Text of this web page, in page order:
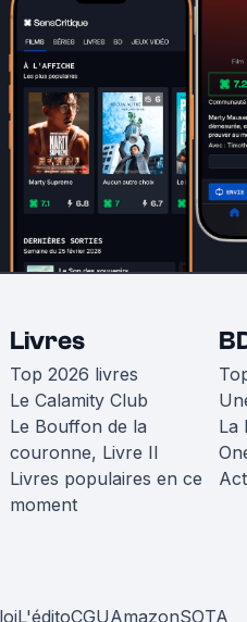
Livres
Top 2026 livres
Le Calamity Club
Le Bouffon de la
couronne, Livre II
Livres populaires en ce
moment
La
L'éditoCGUAmazonSOTA